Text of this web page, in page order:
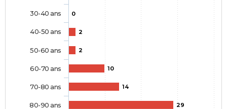
0
2
2
10
14
29
30-40 ans
40-50 ans
50-60 ans
60-70 ans
70-80 ans
80-90 ans